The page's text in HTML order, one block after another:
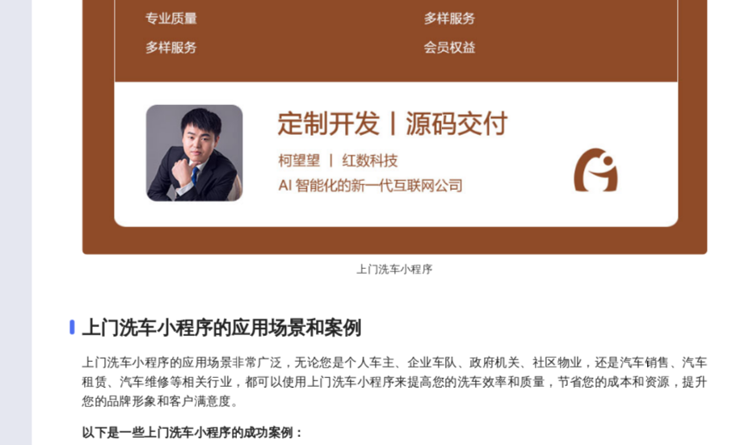
上门洗车小程序
上门洗车小程序的应用场景和案例
上门洗车小程序的应用场景非常广泛，无论您是个人车主、企业车队、政府机关、社区物业，还是汽车销售、汽车
租赁、汽车维修等相关行业，都可以使用上门洗车小程序来提高您的洗车效率和质量，节省您的成本和资源，提升
您的品牌形象和客户满意度。
以下是一些上门洗车小程序的成功案例：